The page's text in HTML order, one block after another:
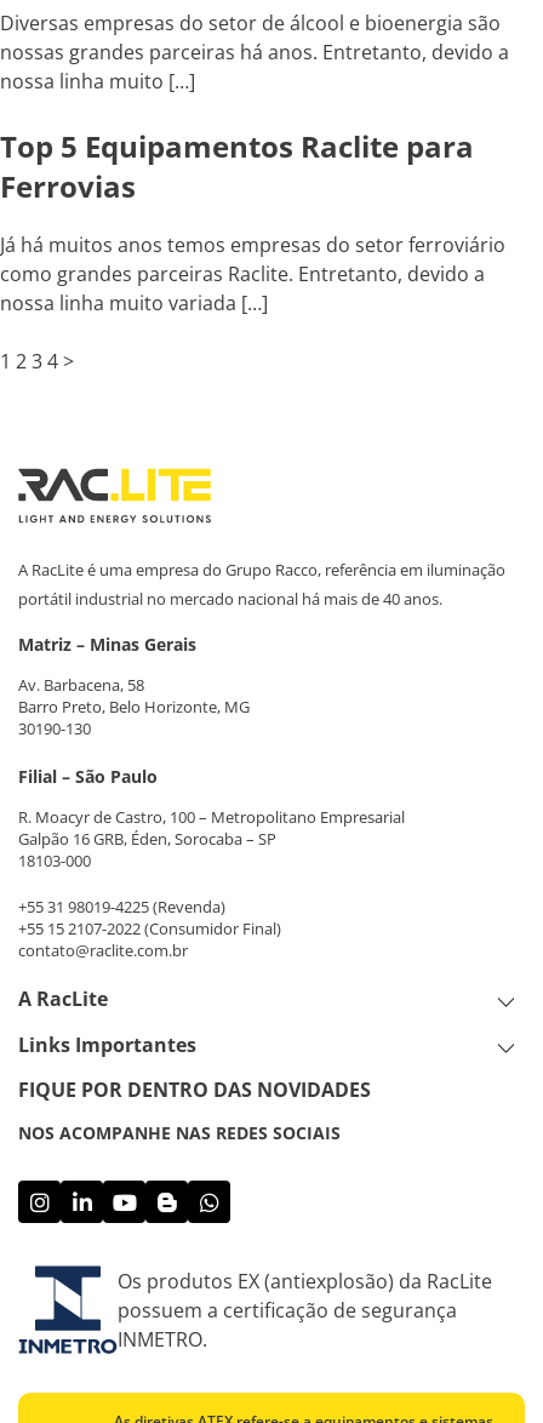
Diversas empresas do setor de álcool e bioenergia são
nossas grandes parceiras há anos. Entretanto, devido a
nossa linha muito […]
Top 5 Equipamentos Raclite para
Ferrovias
Já há muitos anos temos empresas do setor ferroviário
como grandes parceiras Raclite. Entretanto, devido a
nossa linha muito variada […]
1 234>
A RacLite é uma empresa do Grupo Racco, referência em iluminação
portátil industrial no mercado nacional há mais de 40 anos.
Matriz – Minas Gerais
Av. Barbacena, 58
Barro Preto, Belo Horizonte, MG
30190-130
Filial – São Paulo
R. Moacyr de Castro, 100 – Metropolitano Empresarial
Galpão 16 GRB, Éden, Sorocaba – SP
18103-000
+55 31 98019-4225(Revenda)
+55 15 2107-2022(Consumidor Final)
contato@raclite.com.br
A RacLite
Links Importantes
FIQUE POR DENTRO DAS NOVIDADES
NOS ACOMPANHE NAS REDES SOCIAIS
Os produtos EX (antiexplosão) da RacLite
possuem a certificação de segurança
INMETRO.